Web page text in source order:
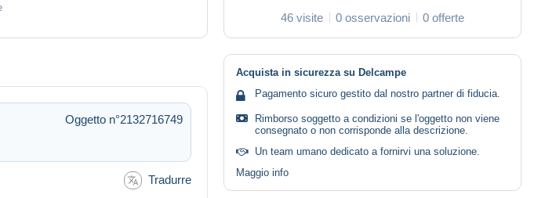
46 visite 0 osservazioni 0 offerte
Oggetto n°2132716749
Tradurre
Acquista in sicurezza su Delcampe
Pagamento sicuro gestito dal nostro partner di fiducia.
Rimborso soggetto a condizioni se l'oggetto non viene
consegnato o non corrisponde alla descrizione.
Un team umano dedicato a fornirvi una soluzione.
Maggio info